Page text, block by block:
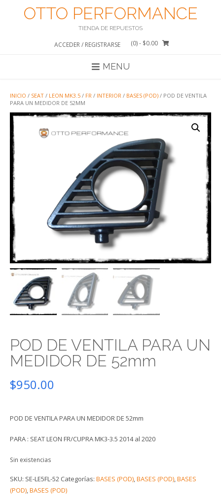
OTTO PERFORMANCE
TIENDA DE REPUESTOS
ACCEDER / REGISTRARSE (0)- $0.00
MENU
INICIO / SEAT / LEON MK3.5 / FR / INTERIOR / BASES (POD) / POD DE VENTILA
PARA UN MEDIDOR DE 52MM
POD DE VENTILA PARA UN
MEDIDOR DE 52mm
$950.00
POD DE VENTILA PARA UN MEDIDOR DE 52mm
PARA : SEAT LEON FR/CUPRA MK3-3.5 2014 al 2020
Sin existencias
SKU: SE-LE5FL-52 Categorías: BASES (POD),BASES (POD),BASES
(POD),BASES (POD)